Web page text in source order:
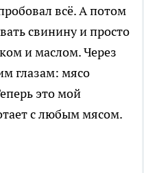
всё. А потом
свинину и просто
и маслом. Через
глазам: мясо
это мой
с любым мясом.